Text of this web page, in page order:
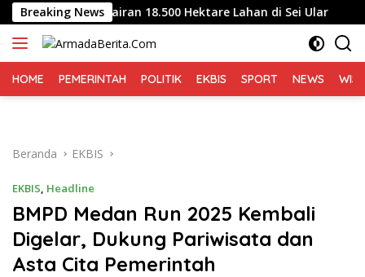
Langsung
ke
konten
Breaking News
Pengairan 18.500 Hektare Lahan di Sei Ular
HOME PEMERINTAH POLITIK EKBIS SPORT NEWS
Beranda EKBIS
EKBIS, Headline
BMPD Medan Run 2025 Kembali
Digelar, Dukung Pariwisata dan
Asta Cita Pemerintah